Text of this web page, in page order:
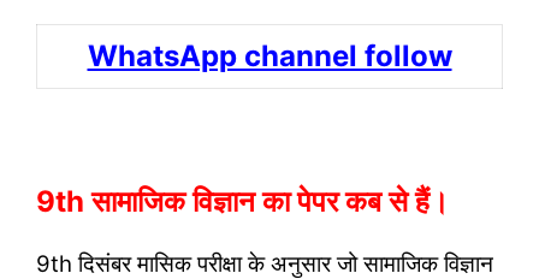
WhatsApp channel follow
9th सामाजिक विज्ञान का पेपर कब से हैं।
9th दिसंबर मासिक परीक्षा के अनुसार जो सामाजिक विज्ञान